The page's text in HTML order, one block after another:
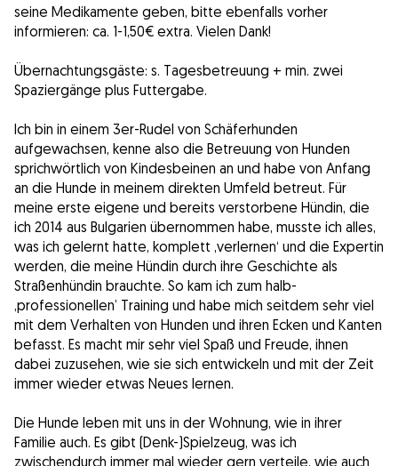
seine Medikamente geben, bitte ebenfalls vorher
informieren: ca. 1-1,50€ extra. Vielen Dank!
Übernachtungsgäste: s. Tagesbetreuung + min. zwei
Spaziergänge plus Futtergabe.
Ich bin in einem 3er-Rudel von Schäferhunden
aufgewachsen, kenne also die Betreuung von Hunden
sprichwörtlich von Kindesbeinen an und habe von Anfang
an die Hunde in meinem direkten Umfeld betreut. Für
meine erste eigene und bereits verstorbene Hündin, die
ich 2014 aus Bulgarien übernommen habe, musste ich alles,
was ich gelernt hatte, komplett ‚verlernen‘ und die Expertin
werden, die meine Hündin durch ihre Geschichte als
Straßenhündin brauchte. So kam ich zum halb-
‚professionellen’ Training und habe mich seitdem sehr viel
mit dem Verhalten von Hunden und ihren Ecken und Kanten
befasst. Es macht mir sehr viel Spaß und Freude, ihnen
dabei zuzusehen, wie sie sich entwickeln und mit der Zeit
immer wieder etwas Neues lernen.
Die Hunde leben mit uns in der Wohnung, wie in ihrer
Familie auch. Es gibt (Denk-)Spielzeug, was ich
zwischendurch immer mal wieder gern verteile, wie auch